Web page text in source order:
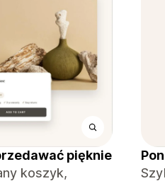
pięknie
koszyk,